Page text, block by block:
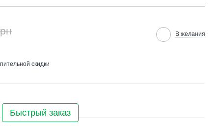
В желания
скидки
Быстрый заказ